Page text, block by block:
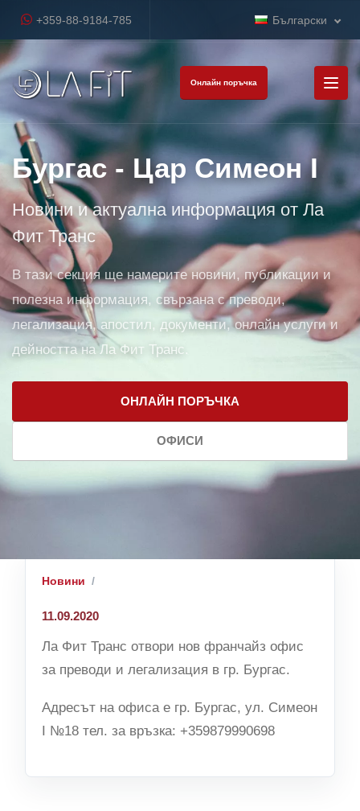
+359-88-9184-785 Български
Онлайн поръчка
Бургас - Цар Симеон I
Новини и актуална информация от Ла
Фит Транс
В тази секция ще намерите новини, публикации и
полезна информация, свързана с преводи,
легализация, апостил, документи, онлайн услуги и
дейността на Ла Фит Транс.
ОНЛАЙН ПОРЪЧКА
ОФИСИ
Новини
11.09.2020
Ла Фит Транс отвори нов франчайз офис
за преводи и легализация в гр. Бургас.
Адресът на офиса е гр. Бургас, ул. Симеон
I №18 тел. за връзка: +359879990698